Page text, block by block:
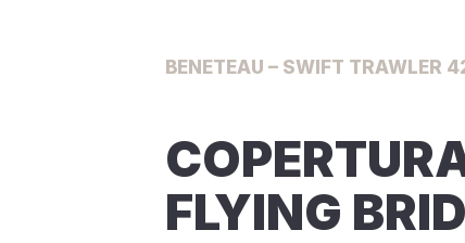
BENETEAU – SWIFT TRAWLER
FLYING